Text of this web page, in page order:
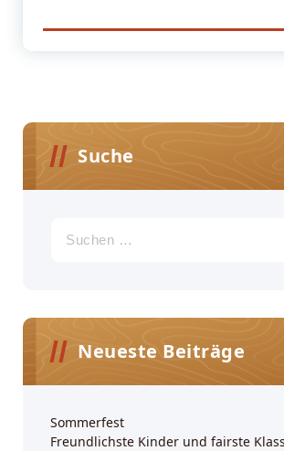
Suche
nach:
Neueste Beiträge
Sommerfest
Freundlichste Kinder und fairste